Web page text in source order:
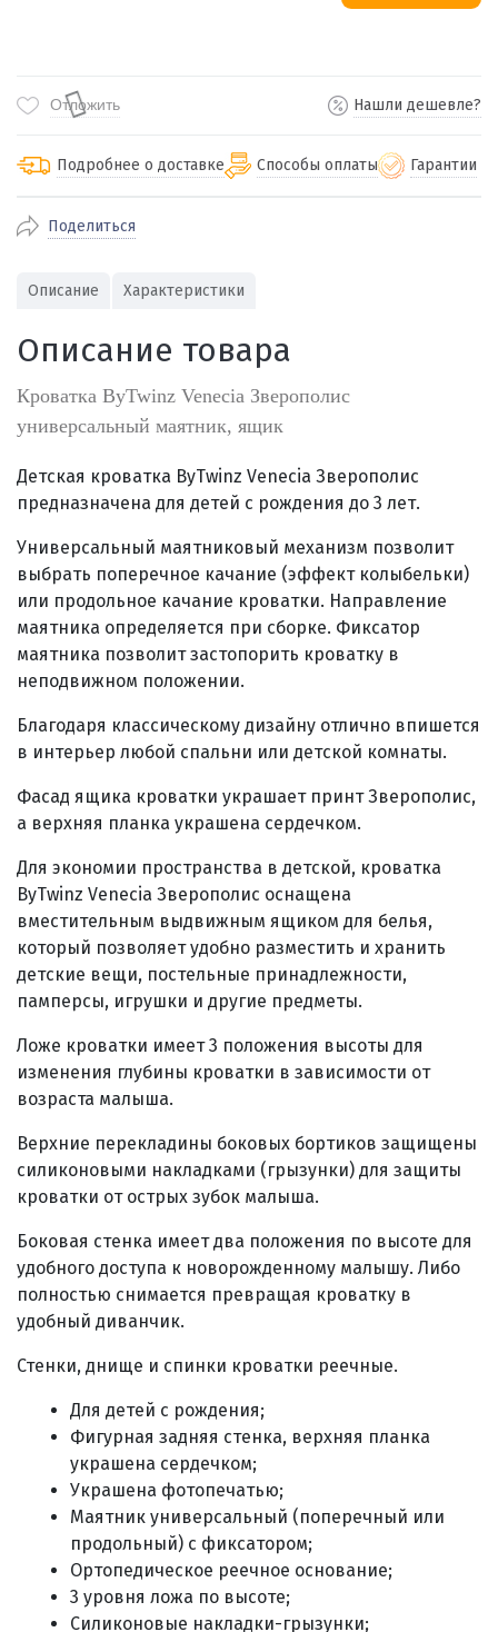
Отложить Нашли дешевле?
Подробнее о доставке
По Екатеринбургу бесплатная
По близлежащим городам
Отправляем во все регионы России
службами Пэк, Кит, Луч, Сдэк, Озон
доставка, Почта РФ или любой другой
транспортной компанией на Ваш выбор
Способы оплаты
Екатеринбурга и близлежащих
Через СБП при получении (для
Екатеринбурга и близлежащих
городов)
Онлайн через СБП
Гарантии
Поделиться
Описание Характеристики
Описание товара
Кроватка ByTwinz Venecia Зверополис
универсальный маятник, ящик
Детская кроватка ByTwinz Venecia Зверополис
предназначена для детей с рождения до 3 лет.
Универсальный маятниковый механизм позволит
выбрать поперечное качание (эффект колыбельки)
или продольное качание кроватки. Направление
маятника определяется при сборке. Фиксатор
маятника позволит застопорить кроватку в
неподвижном положении.
Благодаря классическому дизайну отлично впишется
в интерьер любой спальни или детской комнаты.
Фасад ящика кроватки украшает принт Зверополис,
а верхняя планка украшена сердечком.
Для экономии пространства в детской, кроватка
ByTwinz Venecia Зверополис оснащена
вместительным выдвижным ящиком для белья,
который позволяет удобно разместить и хранить
детские вещи, постельные принадлежности,
памперсы, игрушки и другие предметы.
Ложе кроватки имеет 3 положения высоты для
изменения глубины кроватки в зависимости от
возраста малыша.
Верхние перекладины боковых бортиков защищены
силиконовыми накладками (грызунки) для защиты
кроватки от острых зубок малыша.
Боковая стенка имеет два положения по высоте для
удобного доступа к новорожденному малышу. Либо
полностью снимается превращая кроватку в
удобный диванчик.
Стенки, днище и спинки кроватки реечные.
Для детей с рождения;
Фигурная задняя стенка, верхняя планка
украшена сердечком;
Украшена фотопечатью;
Маятник универсальный (поперечный или
продольный) с фиксатором;
Ортопедическое реечное основание;
3 уровня ложа по высоте;
Силиконовые накладки-грызунки;